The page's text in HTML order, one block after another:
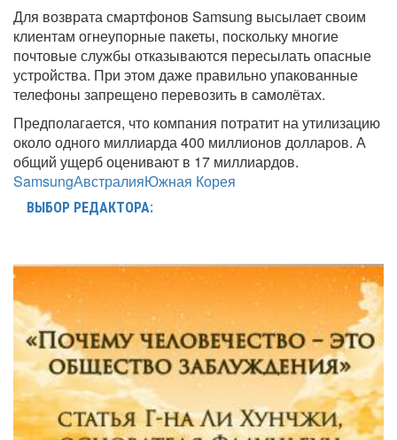
Для возврата смартфонов Samsung высылает своим
клиентам огнеупорные пакеты, поскольку многие
почтовые службы отказываются пересылать опасные
устройства. При этом даже правильно упакованные
телефоны запрещено перевозить в самолётах.
Предполагается, что компания потратит на утилизацию
около одного миллиарда 400 миллионов долларов. А
общий ущерб оценивают в 17 миллиардов.
SamsungАвстралияЮжная Корея
ВЫБОР РЕДАКТОРА: